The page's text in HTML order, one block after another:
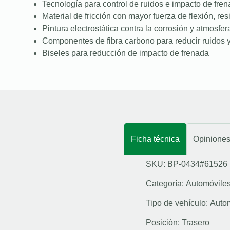
Tecnología para control de ruidos e impacto de
Material de fricción con mayor fuerza de flexión,
Pintura electrostática contra la corrosión y
Componentes de fibra carbono para reducir ruidos
Biseles para reducción de impacto de frenada
Ficha técnica Opiniones
SKU: BP-0434#61526
Categoría:
Tipo de vehículo:
Posición: Trasero